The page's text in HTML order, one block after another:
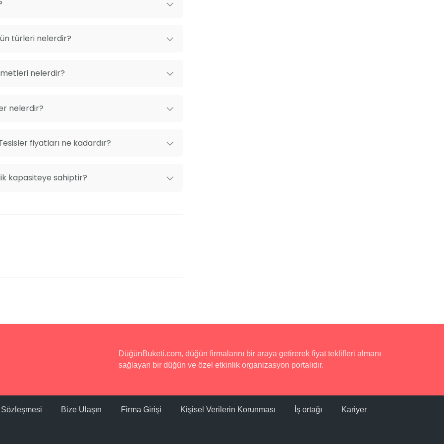
türleri nelerdir?
nelerdir?
nelerdir?
fiyatları ne kadardır?
kapasiteye sahiptir?
DüğünBuketi.com, düğün firmalarını bir araya getirerek fiyat teklifleri almanı
sağlayan bir düğün ve özel etkinlik organizasyon portalıdır.
Sözleşmesi Bize Ulaşın Firma Girişi Kişisel Verilerin Korunması İş ortağı Kariyer